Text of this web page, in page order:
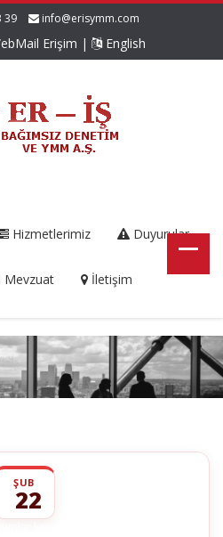
39 info@erisymm.com
Erişim | English
Hizmetlerimiz Duyurular
Mevzuat İletişim
ŞUB
22